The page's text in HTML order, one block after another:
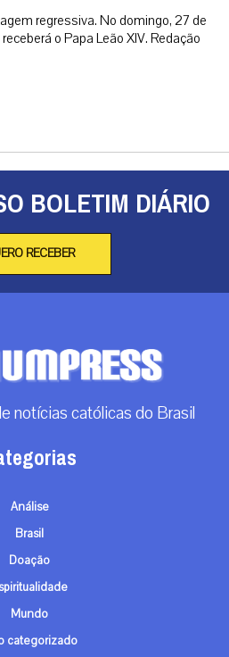
regressiva. No domingo, 27 de
o Papa Leão XIV. Redação
BOLETIM DIÁRIO
RECEBER
notícias católicas do Brasil
Análise
Brasil
Doação
Mundo
categorizado